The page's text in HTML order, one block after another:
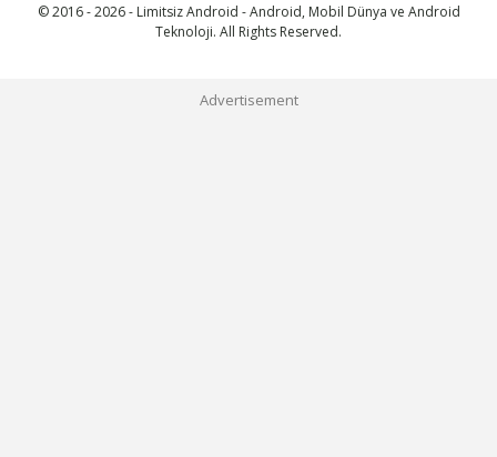
© 2016 - 2026 - Limitsiz Android - Android, Mobil Dünya ve Android
Teknoloji. All Rights Reserved.
Advertisement